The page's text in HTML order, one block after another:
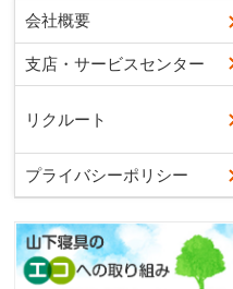
会社概要
支店・サービスセンター
リクルート
プライバシーポリシー